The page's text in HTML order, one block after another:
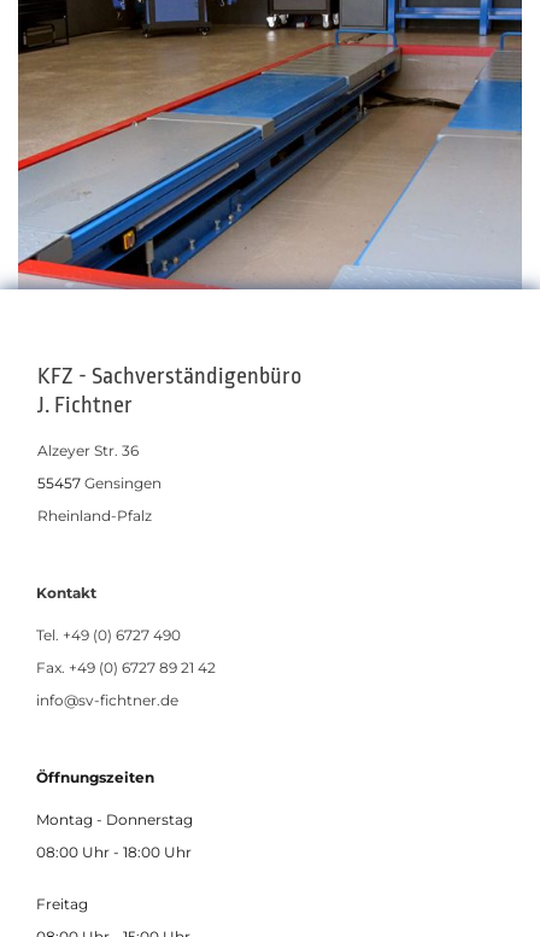
KFZ - Sachverständigenbüro
J. Fichtner
Alzeyer Str. 36
55457 Gensingen
Rheinland-Pfalz
Kontakt
Tel. +49 (0) 6727 490
Fax. +49 (0) 6727 89 21 42
info@sv-fichtner.de
Öffnungszeiten
Montag - Donnerstag
08:00 Uhr - 18:00 Uhr
Freitag